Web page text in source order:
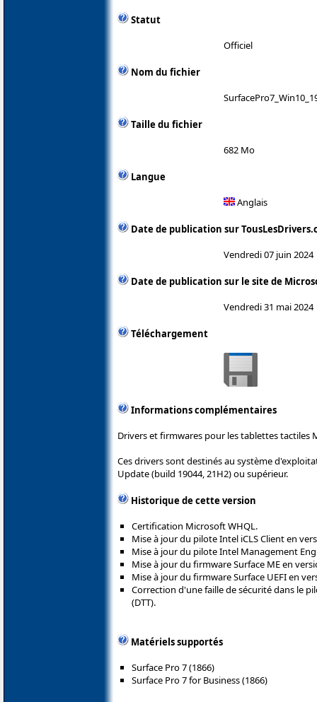
Statut
Officiel
Nom du fichier
Taille du fichier
682 Mo
Langue
Anglais
Date de publication sur
Vendredi 07 juin 2024
Date de publication sur le site de
Vendredi 31 mai 2024
Téléchargement
Informations complémentaires
Drivers et firmwares pour les tablettes tactiles
Ces drivers sont destinés au système
Update (build 19044, 21H2) ou supérieur.
Historique de cette version
Certification Microsoft WHQL.
Mise à jour du pilote Intel iCLS Client en
Mise à jour du pilote Intel Management
Mise à jour du firmware Surface ME en
Mise à jour du firmware Surface UEFI en
Correction d'une faille de sécurité dans le
(DTT).
Matériels supportés
Surface Pro 7 (1866)
Surface Pro 7 for Business (1866)